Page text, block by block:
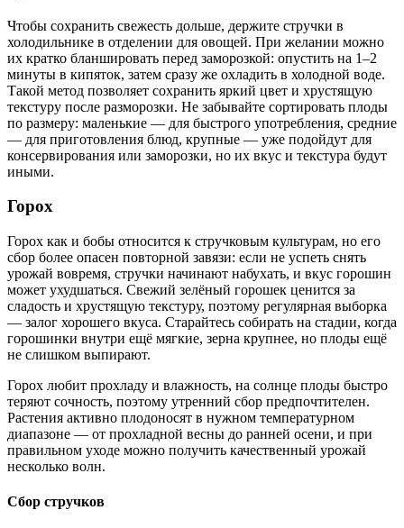
Чтобы сохранить свежесть дольше, держите стручки в
холодильнике в отделении для овощей. При желании можно
их кратко бланшировать перед заморозкой: опустить на 1–2
минуты в кипяток, затем сразу же охладить в холодной воде.
Такой метод позволяет сохранить яркий цвет и хрустящую
текстуру после разморозки. Не забывайте сортировать плоды
по размеру: маленькие — для быстрого употребления, средние
— для приготовления блюд, крупные — уже подойдут для
консервирования или заморозки, но их вкус и текстура будут
иными.
Горох
Горох как и бобы относится к стручковым культурам, но его
сбор более опасен повторной завязи: если не успеть снять
урожай вовремя, стручки начинают набухать, и вкус горошин
может ухудшаться. Свежий зелёный горошек ценится за
сладость и хрустящую текстуру, поэтому регулярная выборка
— залог хорошего вкуса. Старайтесь собирать на стадии, когда
горошинки внутри ещё мягкие, зерна крупнее, но плоды ещё
не слишком выпирают.
Горох любит прохладу и влажность, на солнце плоды быстро
теряют сочность, поэтому утренний сбор предпочтителен.
Растения активно плодоносят в нужном температурном
диапазоне — от прохладной весны до ранней осени, и при
правильном уходе можно получить качественный урожай
несколько волн.
Сбор стручков